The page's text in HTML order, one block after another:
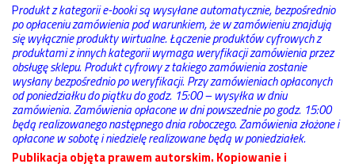
Produkt z kategorii e-booki są wysyłane automatycznie, bezpośrednio
po opłaceniu zamówienia pod warunkiem, że w zamówieniu znajdują
się wyłącznie produkty wirtualne. Łączenie produktów cyfrowych z
produktami z innych kategorii wymaga weryfikacji zamówienia przez
obsługę sklepu. Produkt cyfrowy z takiego zamówienia zostanie
wysłany bezpośrednio po weryfikacji. Przy zamówieniach opłaconych
od poniedziałku do piątku do godz. 15:00 – wysyłka w dniu
zamówienia. Zamówienia opłacone w dni powszednie po godz. 15:00
będą realizowanego następnego dnia roboczego. Zamówienia złożone i
opłacone w sobotę i niedzielę realizowane będą w poniedziałek.
Publikacja objęta prawem autorskim. Kopiowanie i